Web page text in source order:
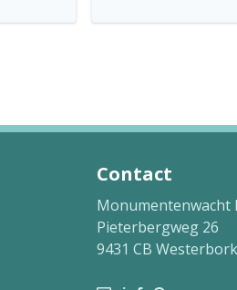
Contact
Monumentenwacht
Pieterbergweg 26
9431 CB Westerbork